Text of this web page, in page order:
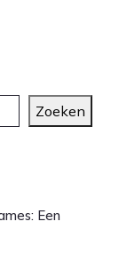
Zoeken
Een